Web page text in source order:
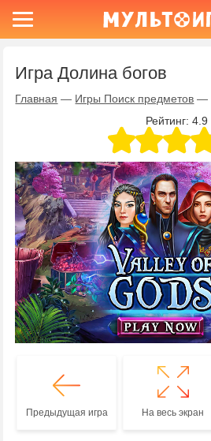
Игра Долина богов
Главная — Игры Поиск предметов —
Рейтинг: 4.9
Предыдущая игра На весь экран